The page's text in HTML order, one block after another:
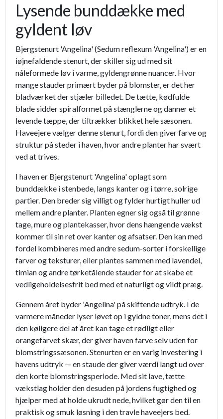
Lysende bunddække med
gyldent løv
Bjergstenurt 'Angelina' (Sedum reflexum 'Angelina') er en
iøjnefaldende stenurt, der skiller sig ud med sit
nåleformede løv i varme, gyldengrønne nuancer. Hvor
mange stauder primært byder på blomster, er det her
bladværket der stjæler billedet. De tætte, kødfulde
blade sidder spiralformet på stænglerne og danner et
levende tæppe, der tiltrækker blikket hele sæsonen.
Haveejere vælger denne stenurt, fordi den giver farve og
struktur på steder i haven, hvor andre planter har svært
ved at trives.
I haven er Bjergstenurt 'Angelina' oplagt som
bunddække i stenbede, langs kanter og i tørre, solrige
partier. Den breder sig villigt og fylder hurtigt huller ud
mellem andre planter. Planten egner sig også til grønne
tage, mure og plantekasser, hvor dens hængende vækst
kommer til sin ret over kanter og afsatser. Den kan med
fordel kombineres med andre sedum-sorter i forskellige
farver og teksturer, eller plantes sammen med lavendel,
timian og andre tørketålende stauder for at skabe et
vedligeholdelsesfrit bed med et naturligt og vildt præg.
Gennem året byder 'Angelina' på skiftende udtryk. I de
varmere måneder lyser løvet op i gyldne toner, mens det i
den køligere del af året kan tage et rødligt eller
orangefarvet skær, der giver haven farve selv uden for
blomstringssæsonen. Stenurten er en varig investering i
havens udtryk — en staude der giver værdi langt ud over
den korte blomstringsperiode. Med sit lave, tætte
vækstlag holder den desuden på jordens fugtighed og
hjælper med at holde ukrudt nede, hvilket gør den til en
praktisk og smuk løsning i den travle haveejers bed.